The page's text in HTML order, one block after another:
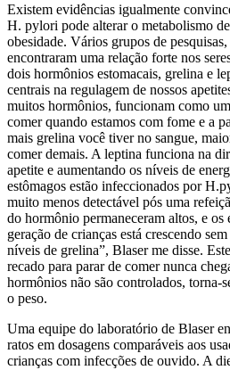
Existem evidências igualmente
H. pylori pode alterar o metabolismo
obesidade. Vários grupos de
encontraram uma relação forte nos
dois hormônios estomacais, grelina e
centrais na regulagem de nossos
muitos hormônios, funcionam como
comer quando estamos com fome e a
mais grelina você tiver no sangue,
comer demais. A leptina funciona na
apetite e aumentando os níveis de
estômagos estão infeccionados por
muito menos detectável pós uma
do hormônio permaneceram altos, e os
geração de crianças está crescendo
níveis de grelina”, Blaser me disse.
recado para parar de comer nunca
hormônios não são controlados,
o peso.
Uma equipe do laboratório de Blaser
ratos em dosagens comparáveis aos
crianças com infecções de ouvido. A